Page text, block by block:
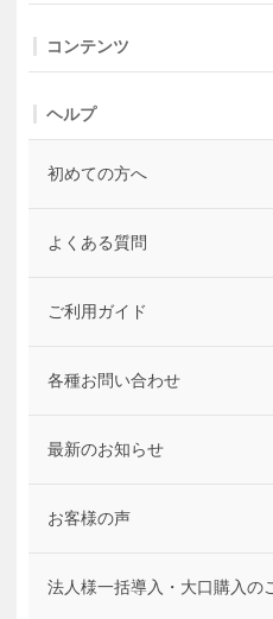
コンテンツ
ヘルプ
初めての方へ
よくある質問
ご利用ガイド
各種お問い合わせ
最新のお知らせ
お客様の声
法人様一括導入・大口購入の